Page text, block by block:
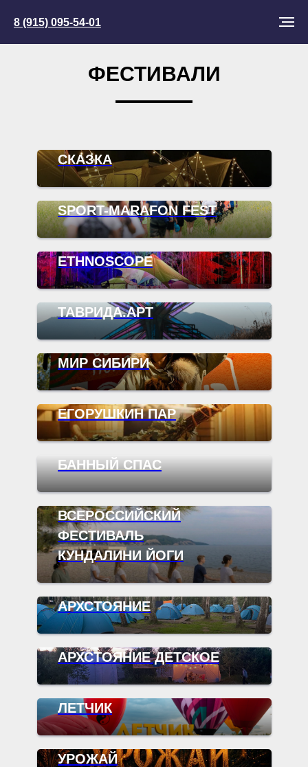
8 (915) 095-54-01
ФЕСТИВАЛИ
СКАЗКА
SPORT-MARAFON FEST
ETHNOSCOPE
ТАВРИДА.АРТ
МИР СИБИРИ
ЕГОРУШКИН ПАР
БАННЫЙ СПАС
ВСЕРОССИЙСКИЙ
ФЕСТИВАЛЬ
КУНДАЛИНИ ЙОГИ
АРХСТОЯНИЕ
АРХСТОЯНИЕ ДЕТСКОЕ
ЛЕТЧИК
УРОЖАЙ